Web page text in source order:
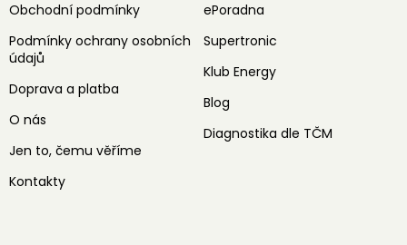
Obchodní podmínky
Podmínky ochrany osobních
údajů
Doprava a platba
O nás
Jen to, čemu věříme
Kontakty
ePoradna
Supertronic
Klub Energy
Blog
Diagnostika dle TČM